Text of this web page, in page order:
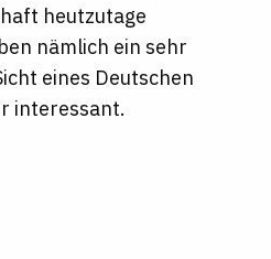
heutzutage
nämlich ein sehr
eines Deutschen
interessant.